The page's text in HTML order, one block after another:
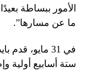
الأمور ببساطة
ما عن مسارها”.
في 31 مايو،
ستة أسابيع أولية